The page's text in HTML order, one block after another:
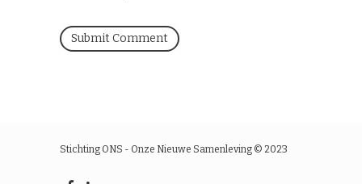
Stichting ONS - Onze Nieuwe Samenleving © 2023